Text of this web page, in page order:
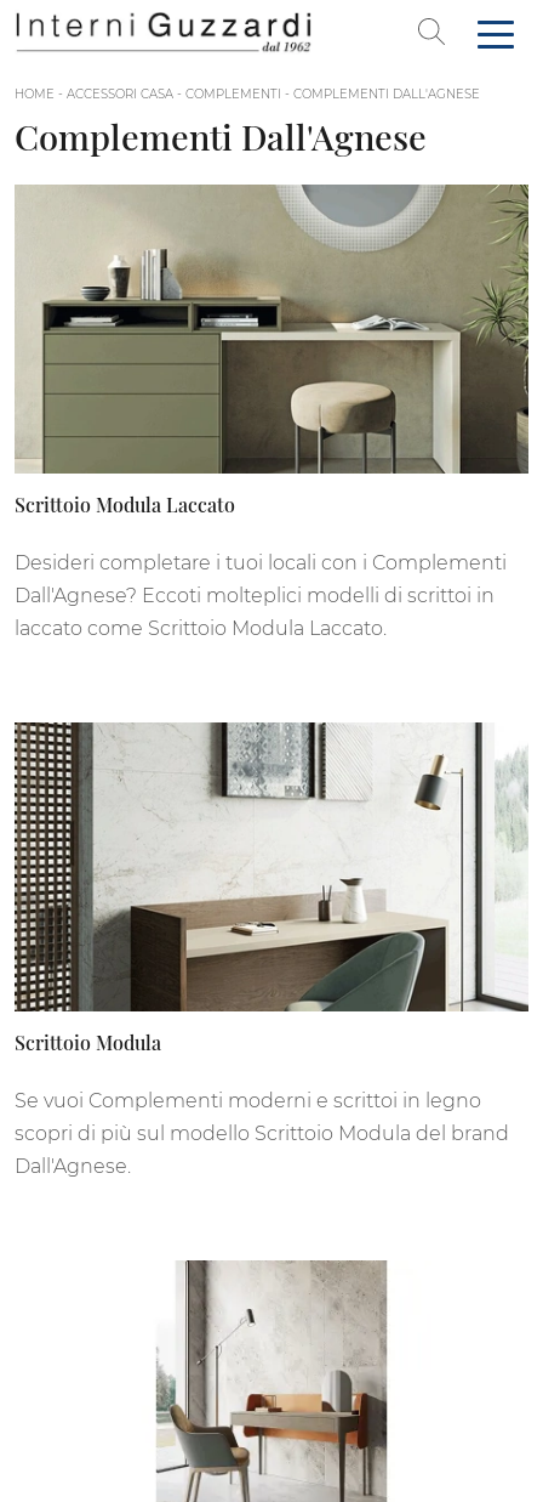
HOME - ACCESSORI CASA - COMPLEMENTI - COMPLEMENTI DALL'AGNESE
Complementi Dall'Agnese
Scrittoio Modula Laccato
Desideri completare i tuoi locali con i Complementi
Dall'Agnese? Eccoti molteplici modelli di scrittoi in
laccato come Scrittoio Modula Laccato.
Scrittoio Modula
Se vuoi Complementi moderni e scrittoi in legno
scopri di più sul modello Scrittoio Modula del brand
Dall'Agnese.